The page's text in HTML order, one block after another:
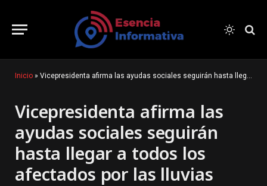
Inicio » Vicepresidenta afirma las ayudas sociales seguirán hasta llegar a todos los afectados por las lluvias
Vicepresidenta afirma las
ayudas sociales seguirán
hasta llegar a todos los
afectados por las lluvias